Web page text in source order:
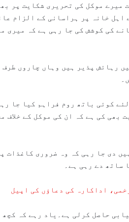
نے آئی پی سی کی دفعہ 509 کے تحت میرے موکل کی تحریری
خانہ پر ہراسانی کے الزام
کی کوشش کی جا رہی ہے کہ میری
رہائش پذیر ہیں وہاں چاروں طرف
کوئی باتھ روم فراہم کیا جا
بھی کی ہے کہ ان کی موکل کے خلاف
دی جا رہی کہ وہ ضروری کاغذات
ساتھ دے رہی ہے۔
اداکارہ کی دعاﺅں کی اپیل
حاصل کرلی ہے۔یاد رہے کہ کچھ